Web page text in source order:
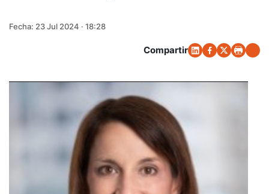
Fecha: 23 Jul 2024 · 18:28
Compartir